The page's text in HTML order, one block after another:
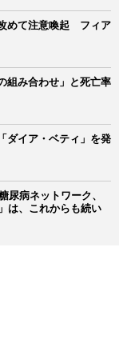
めて注意喚起 フィア
み合わせ」と死亡率
ダイア・ベティ」を発
尿病ネットワーク、
は、これからも続い